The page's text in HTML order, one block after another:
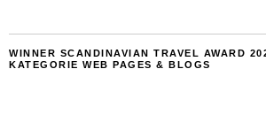
WINNER SCANDINAVIAN TRAVEL AWARD
KATEGORIE WEB PAGES & BLOGS